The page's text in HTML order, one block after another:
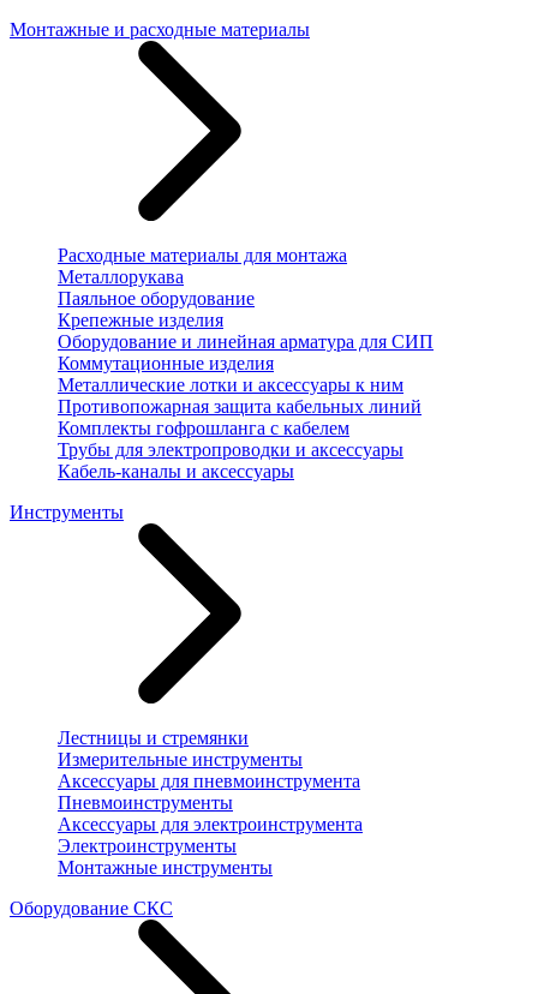
Монтажные и расходные материалы
Расходные материалы для монтажа
Металлорукава
Паяльное оборудование
Крепежные изделия
Оборудование и линейная арматура для СИП
Коммутационные изделия
Металлические лотки и аксессуары к ним
Противопожарная защита кабельных линий
Комплекты гофрошланга с кабелем
Трубы для электропроводки и аксессуары
Кабель-каналы и аксессуары
Инструменты
Лестницы и стремянки
Измерительные инструменты
Аксессуары для пневмоинструмента
Пневмоинструменты
Аксессуары для электроинструмента
Электроинструменты
Монтажные инструменты
Оборудование СКС